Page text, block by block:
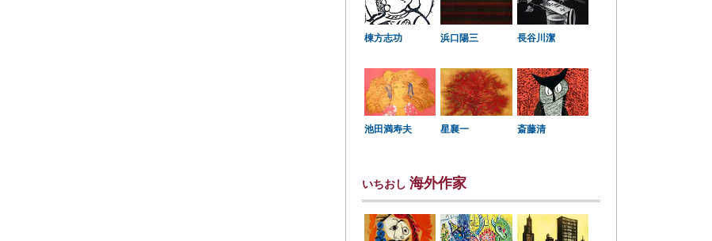
棟方志功 浜口陽三 長谷川潔
池田満寿夫 星襄一 斎藤清
いちおし 海外作家